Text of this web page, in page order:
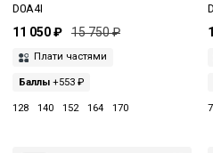
D0A4I
11 050 ₽ 15 750 ₽
Плати частями
Баллы +553 ₽
128 140 152 164 170